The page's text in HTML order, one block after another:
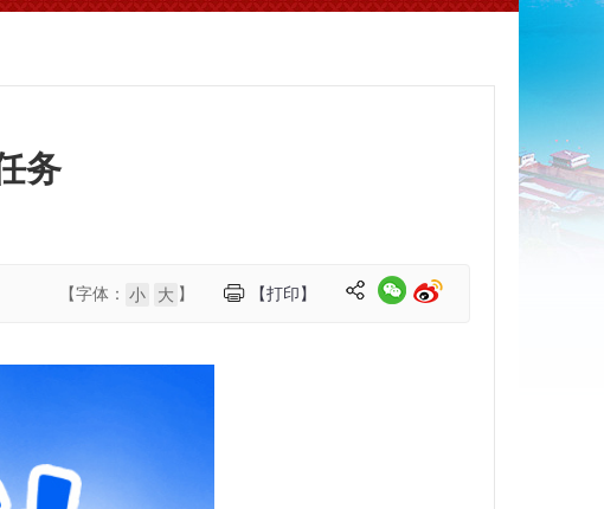
务
【打印】
【字体： 小 大 】